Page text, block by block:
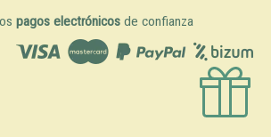
pagos electrónicosde confianza